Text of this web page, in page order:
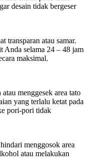
desain tidak bergeser
transparan atau samar.
Anda selama 24 – 48 jam
maksimal.
menggesek area tato
yang terlalu ketat pada
pori-pori tidak
menggosok area
atau melakukan